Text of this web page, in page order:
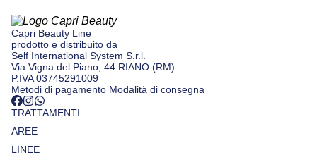
Capri Beauty Line
prodotto e distribuito da
Self International System S.r.l.
Via Vigna del Piano, 44 RIANO (RM)
P.IVA 03745291009
Metodi di pagamento Modalità di consegna
TRATTAMENTI
AREE
LINEE